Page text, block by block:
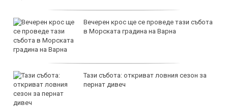
продава, Къща, 100 m2 София област,
с.Горна Малина, 79000 EUR
дава под наем, Тристаен апартамент, 125
m2 София, Борово, 950 EUR